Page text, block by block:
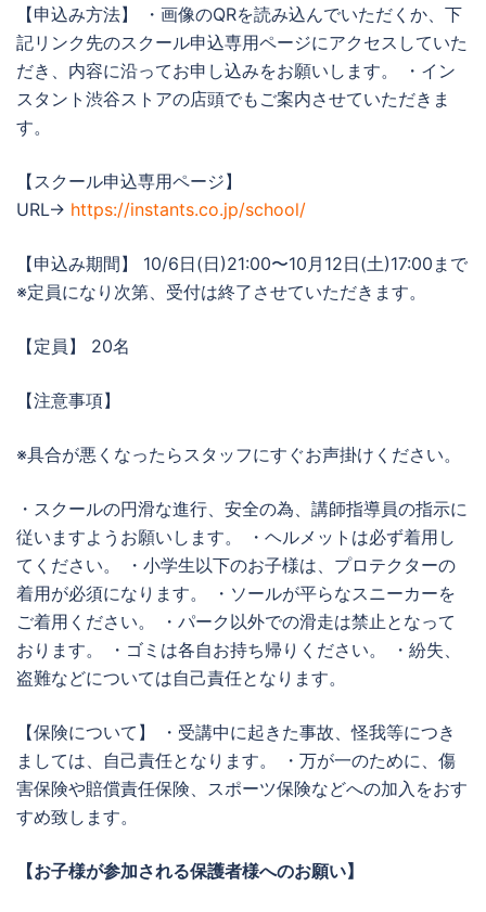
【申込み方法】 ・画像のQRを読み込んでいただくか、下
記リンク先のスクール申込専用ページにアクセスしていた
だき、内容に沿ってお申し込みをお願いします。 ・イン
スタント渋谷ストアの店頭でもご案内させていただきま
す。
【スクール申込専用ページ】
URL→ https://instants.co.jp/school/
【申込み期間】 10/6日(日)21:00〜10月12日(土)17:00まで
※定員になり次第、受付は終了させていただきます。
【定員】 20名
【注意事項】
※具合が悪くなったらスタッフにすぐお声掛けください。
・スクールの円滑な進行、安全の為、講師指導員の指示に
従いますようお願いします。 ・ヘルメットは必ず着用し
てください。 ・小学生以下のお子様は、プロテクターの
着用が必須になります。 ・ソールが平らなスニーカーを
ご着用ください。 ・パーク以外での滑走は禁止となって
おります。 ・ゴミは各自お持ち帰りください。 ・紛失、
盗難などについては自己責任となります。
【保険について】 ・受講中に起きた事故、怪我等につき
ましては、自己責任となります。 ・万が一のために、傷
害保険や賠償責任保険、スポーツ保険などへの加入をおす
すめ致します。
【お子様が参加される保護者様へのお願い】